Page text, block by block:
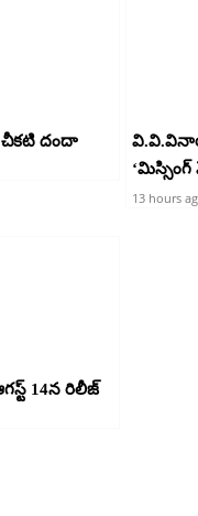
చీకటి దందా
13 hours
14న రిలీజ్